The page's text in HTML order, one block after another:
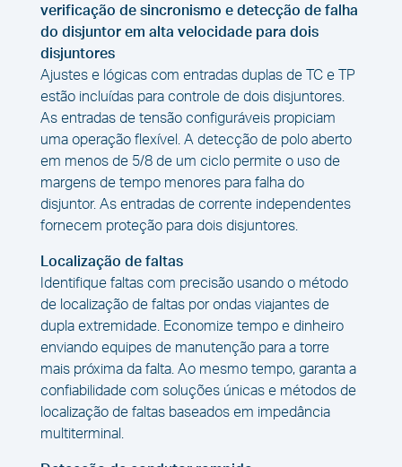
verificação de sincronismo e detecção de falha
do disjuntor em alta velocidade para dois
disjuntores
Ajustes e lógicas com entradas duplas de TC e TP
estão incluídas para controle de dois disjuntores.
As entradas de tensão configuráveis propiciam
uma operação flexível. A detecção de polo aberto
em menos de 5/8 de um ciclo permite o uso de
margens de tempo menores para falha do
disjuntor. As entradas de corrente independentes
fornecem proteção para dois disjuntores.
Localização de faltas
Identifique faltas com precisão usando o método
de localização de faltas por ondas viajantes de
dupla extremidade. Economize tempo e dinheiro
enviando equipes de manutenção para a torre
mais próxima da falta. Ao mesmo tempo, garanta a
confiabilidade com soluções únicas e métodos de
localização de faltas baseados em impedância
multiterminal.